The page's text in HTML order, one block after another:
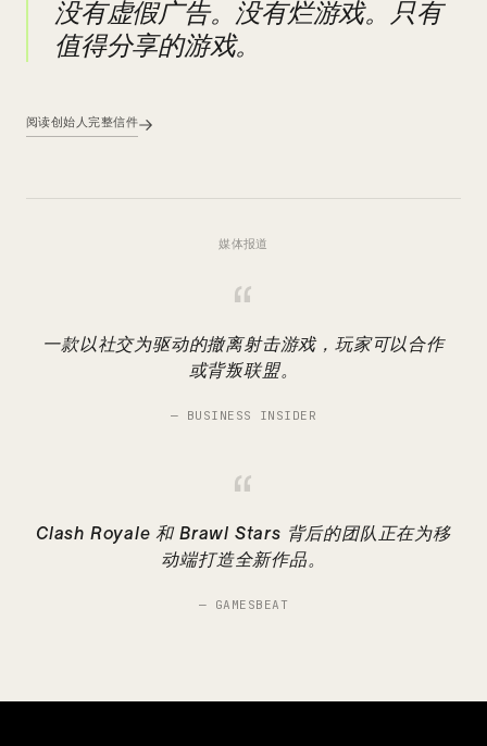
没有虚假广告。没有烂游戏。只有
值得分享的游戏。
阅读创始人完整信件
媒体报道
“
一款以社交为驱动的撤离射击游戏，玩家可以合作
或背叛联盟。
— BUSINESS INSIDER
“
Clash Royale 和 Brawl Stars 背后的团队正在为移
动端打造全新作品。
— GAMESBEAT